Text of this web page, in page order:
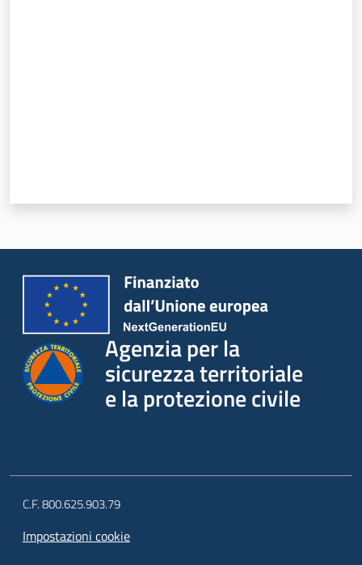
per la
e la
civile
Argomenti
Novità
Servizi
Piani Programmi
Progetti
Agenzia per la
sicurezza territoriale
e la protezione civile
C.F. 800.625.903.79
Impostazioni cookie